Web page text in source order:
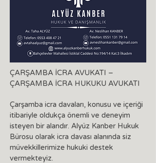
ÇARŞAMBA İCRA AVUKATI –
ÇARŞAMBA İCRA HUKUKU AVUKATI
Çarşamba icra davaları, konusu ve içeriği
itibariyle oldukça önemli ve deneyim
isteyen bir alandır. Alyüz Kanber Hukuk
Bürosu olarak icra davası alanında siz
müvekkillerimize hukuki destek
vermekteyiz.